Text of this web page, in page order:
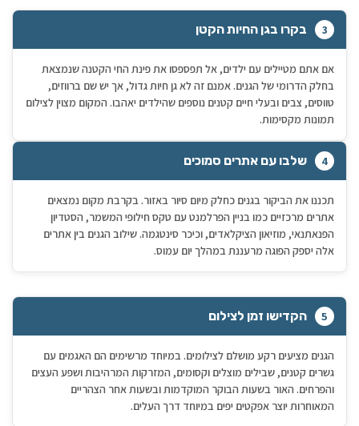
3 בקרו בגן החיות הקטן
אם אתם מטיילים עם ילדים, אל תפספסו את פינת החי הקטנה שנמצאת
בחלק הדרומי של הגנים. אמנם זה לא גן חיות גדול, אך יש שם ברווזים,
טווסים, צבים ובעלי חיים קטנים נוספים שהילדים יאהבו. המקום מצוין לצילום
תמונות מקסימות.
4 שלבו עם אתרים סמוכים
תכננו את הביקור בגנים כחלק מיום סיור באזור. בקרבת מקום נמצאים
אתרים מרכזיים כמו בניין הפרלמנט עם טקס חילופי המשמר, הסטדיון
הפנאתנאי, מוזיאון הציקלאדים, וכיכר סינטגמה. שילוב הגנים בין אתרים
אלה יספק הפוגה מרעננת במהלך יום עמוס.
5 הקדישו זמן לצילום
הגנים מציעים רקע מושלם לצילומים. במיוחד מרשימים הם האגמים עם
גשרים קטנים, שבילים מוצלים וקסומים, המזרקות המרהיבות ושפע העצים
והפרחים. האור בשעות הבוקר המוקדמות ובשעות אחר הצהריים
המאוחרות יוצר אפקטים יפים במיוחד דרך העלים.